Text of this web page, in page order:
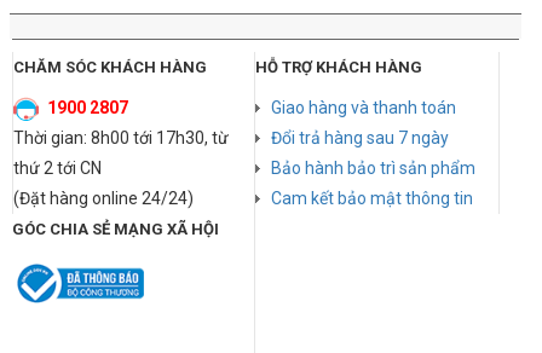
CHĂM SÓC KHÁCH HÀNG
1900 2807
Thời gian: 8h00 tới 17h30, từ
thứ 2 tới CN
(Đặt hàng online 24/24)
HỖ TRỢ KHÁCH HÀNG
Giao hàng và thanh toán
Đổi trả hàng sau 7 ngày
Bảo hành bảo trì sản phẩm
Cam kết bảo mật thông tin
GÓC CHIA SẺ MẠNG XÃ HỘI